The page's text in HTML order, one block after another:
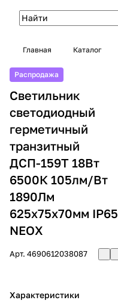
Главная Каталог
Распродажа
Светильник
светодиодный
герметичный
транзитный
ДСП-159Т 18Вт
6500К 105лм/Вт
1890Лм
625х75х70мм IP65
NEOX
Арт. 4690612038087
Характеристики